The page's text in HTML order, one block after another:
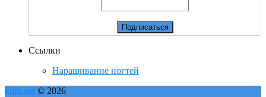
Ссылки
Наращивание ногтей
knitt.net © 2026